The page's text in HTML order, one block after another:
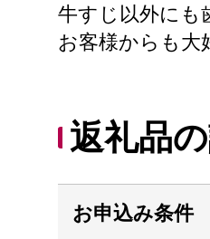
牛すじ以外にも
お客様からも大
返礼品
お申込み条件